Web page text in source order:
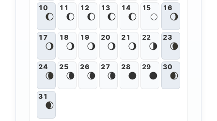
10
🌔
11
🌔
12
🌔
13
🌔
14
🌔
15
🌕
16
🌖
17
🌖
18
🌖
19
🌖
20
🌖
21
🌖
22
🌗
23
🌘
24
🌘
25
🌘
26
🌘
27
🌘
28
🌑
29
🌑
30
🌒
31
🌒